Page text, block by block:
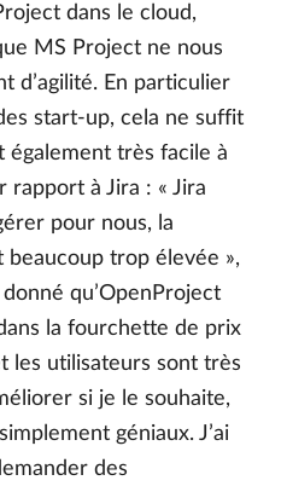
dans le cloud,
MS Project ne nous
d’agilité. En particulier
start-up, cela ne suffit
également très facile à
rapport à Jira : « Jira
pour nous, la
beaucoup trop élevée »,
qu’OpenProject
la fourchette de prix
les utilisateurs sont très
si je le souhaite,
géniaux. J’ai
des